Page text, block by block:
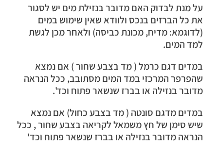
על מנת לבדוק האם מדובר בנזילת מים יש לסגור
את כל הברזים בנכס ולוודא שאין שימוש במים
(לדוגמא: מדיח, מכונת כביסה) ולאחר מכן לגשת
למד המים.
במדים דגם כרמל ( מד בצבע שחור ) אם נמצא
שהפרפר המרכזי במד המים מסתובב, ככל הנראה
מדובר בנזילה או בברז שנשאר פתוח וכד'.
במדים מדגם סונטה ( מד בצבע כחול) אם נמצא
שיש סימן של חץ משמאל לקריאה בצבע שחור , ככל
הנראה מדובר בנזילה או בברז שנשאר פתוח וכד'